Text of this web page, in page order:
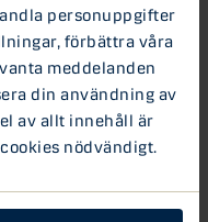
personuppgifter
förbättra våra
meddelanden
din användning av
av allt innehåll är
nödvändigt.
1.2270 efter att de
söndagen röstade
igen inför ett nytt
säkerligen några
regering kan
nu på morgonen i
EUR mot i fredags.